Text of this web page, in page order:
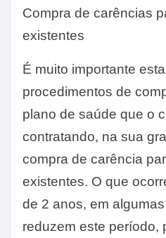
Compra de carências
existentes
É muito importante
procedimentos de
plano de saúde que o
contratando, na sua
compra de carência
existentes. O que
de 2 anos, em
reduzem este período,